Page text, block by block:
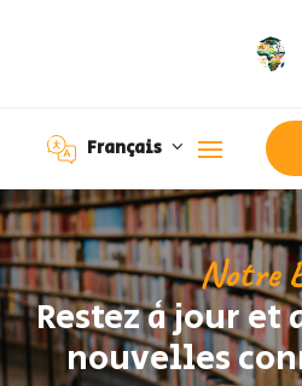
Français
Notre
Restez à jour et
nouvelles